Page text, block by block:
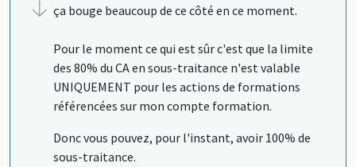
ça bouge beaucoup de ce côté en ce moment.
Pour le moment ce qui est sûr c'est que la limite
des 80% du CA en sous-traitance n'est valable
UNIQUEMENT pour les actions de formations
référencées sur mon compte formation.
Donc vous pouvez, pour l'instant, avoir 100% de
sous-traitance.